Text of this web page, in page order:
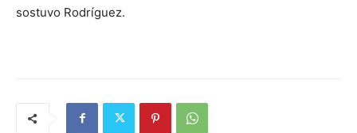
sostuvo Rodríguez.